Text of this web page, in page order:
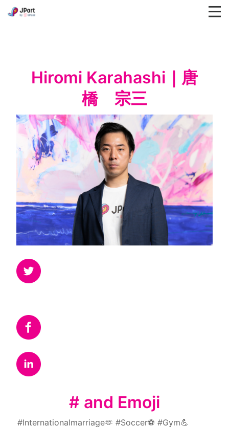
Hiromi Karahashi｜唐
橋　宗三
# and Emoji
#Internationalmarriage🫶 #Soccer⚽️ #Gym💪